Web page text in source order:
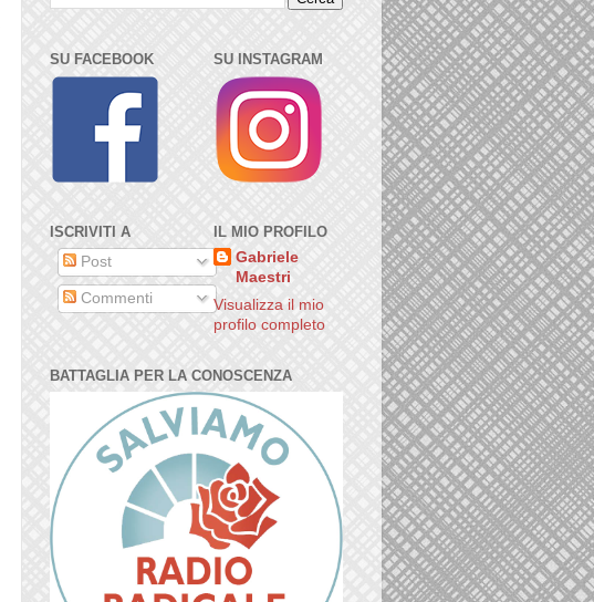
SU FACEBOOK
ISCRIVITI A
Post
Commenti
SU INSTAGRAM
IL MIO PROFILO
Gabriele
Maestri
Visualizza il mio
profilo completo
BATTAGLIA PER LA CONOSCENZA